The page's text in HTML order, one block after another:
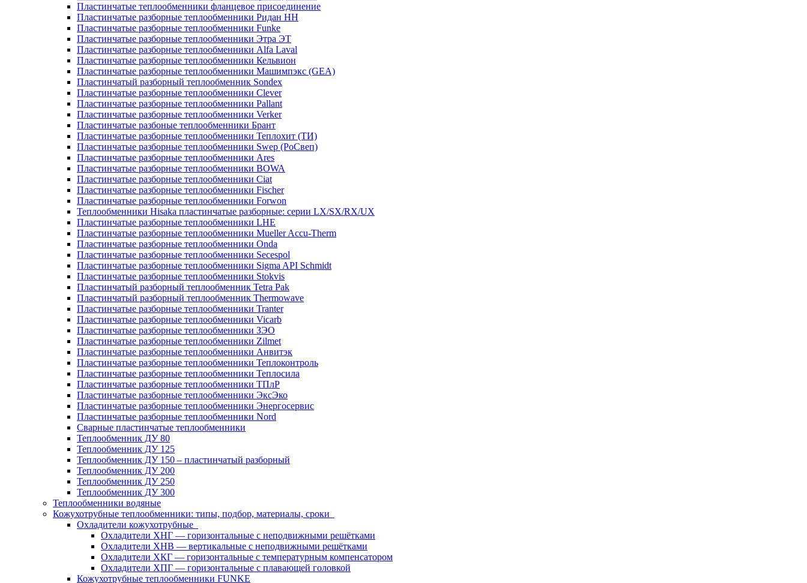
Пластинчатые теплообменники фланцевое присоединение
Пластинчатые разборные теплообменники Ридан НН
Пластинчатые разборные теплообменники Funke
Пластинчатые разборные теплообменники Этра ЭТ
Пластинчатые разборные теплообменники Alfa Laval
Пластинчатые разборные теплообменники Кельвион
Пластинчатые разборные теплообменники Машимпэкс (GEA)
Пластинчатый разборный теплообменник Sondex
Пластинчатые разборные теплообменники Clever
Пластинчатые разборные теплообменники Pallant
Пластинчатые разборные теплообменники Verker
Пластинчатые разбоные теплообменники Брант
Пластинчатые разборные теплообменники Теплохит (ТИ)
Пластинчатые разборные теплообменники Swep (РоСвеп)
Пластинчатые разборные теплообменники Ares
Пластинчатые разборные теплообменники BOWA
Пластинчатые разборные теплообменники Ciat
Пластинчатые разборные теплообменники Fischer
Пластинчатые разборные теплообменники Forwon
Теплообменники Hisaka пластинчатые разборные: серии LX/SX/RX/UX
Пластинчатые разборные теплообменники LHE
Пластинчатые разборные теплообменники Mueller Accu-Therm
Пластинчатые разборные теплообменники Onda
Пластинчатые разборные теплообменники Secespol
Пластинчатые разборные теплообменники Sigma API Schmidt
Пластинчатые разборные теплообменники Stokvis
Пластинчатый разборный теплообменник Tetra Pak
Пластинчатый разборный теплообменник Thermowave
Пластинчатые разборные теплообменники Tranter
Пластинчатые разборные теплообменники Vicarb
Пластинчатые разборные теплообменники ЗЭО
Пластинчатые разборные теплообменники Zilmet
Пластинчатые разборные теплообменники Анвитэк
Пластинчатые разборные теплообменники Теплоконтроль
Пластинчатые разборные теплообменники Теплосила
Пластинчатые разборные теплообменники ТПлР
Пластинчатые разборные теплообменники ЭксЭко
Пластинчатые разборные теплообменники Энергосервис
Пластинчатые разборные теплообменники Nord
Сварные пластинчатые теплообменники
Теплообменник ДУ 80
Теплообменник ДУ 125
Теплообменник ДУ 150 – пластинчатый разборный
Теплообменник ДУ 200
Теплообменник ДУ 250
Теплообменник ДУ 300
Теплообменники водяные
Кожухотрубные теплообменники: типы, подбор, материалы, сроки
Охладители кожухотрубные
Охладители ХНГ — горизонтальные с неподвижными решётками
Охладители ХНВ — вертикальные с неподвижными решётками
Охладители ХКГ — горизонтальные с температурным компенсатором
Охладители ХПГ — горизонтальные с плавающей головкой
Кожухотрубные теплообменники FUNKE